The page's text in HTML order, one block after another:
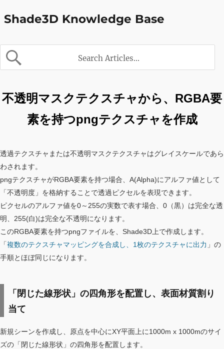
Shade3D Knowledge Base
不透明マスクテクスチャから、RGBA要
素を持つpngテクスチャを作成
透過テクスチャまたは不透明マスクテクスチャはグレイスケールであら
わされます。
pngテクスチャがRGBA要素を持つ場合、A(Alpha)にアルファ値として
「不透明度」を格納することで透過ピクセルを表現できます。
ピクセルのアルファ値を0～255の実数で表す場合、0（黒）は完全な透
明、255(白)は完全な不透明になります。
このRGBA要素を持つpngファイルを、Shade3D上で作成します。
「複数のテクスチャマッピングを合成し、1枚のテクスチャに出力 」の
手順とほぼ同じになります。
「閉じた線形状」の四角形を配置し、表面材質割り
当て
新規シーンを作成し、原点を中心にXY平面上に1000m x 1000mのサイ
ズの「閉じた線形状」の四角形を配置します。